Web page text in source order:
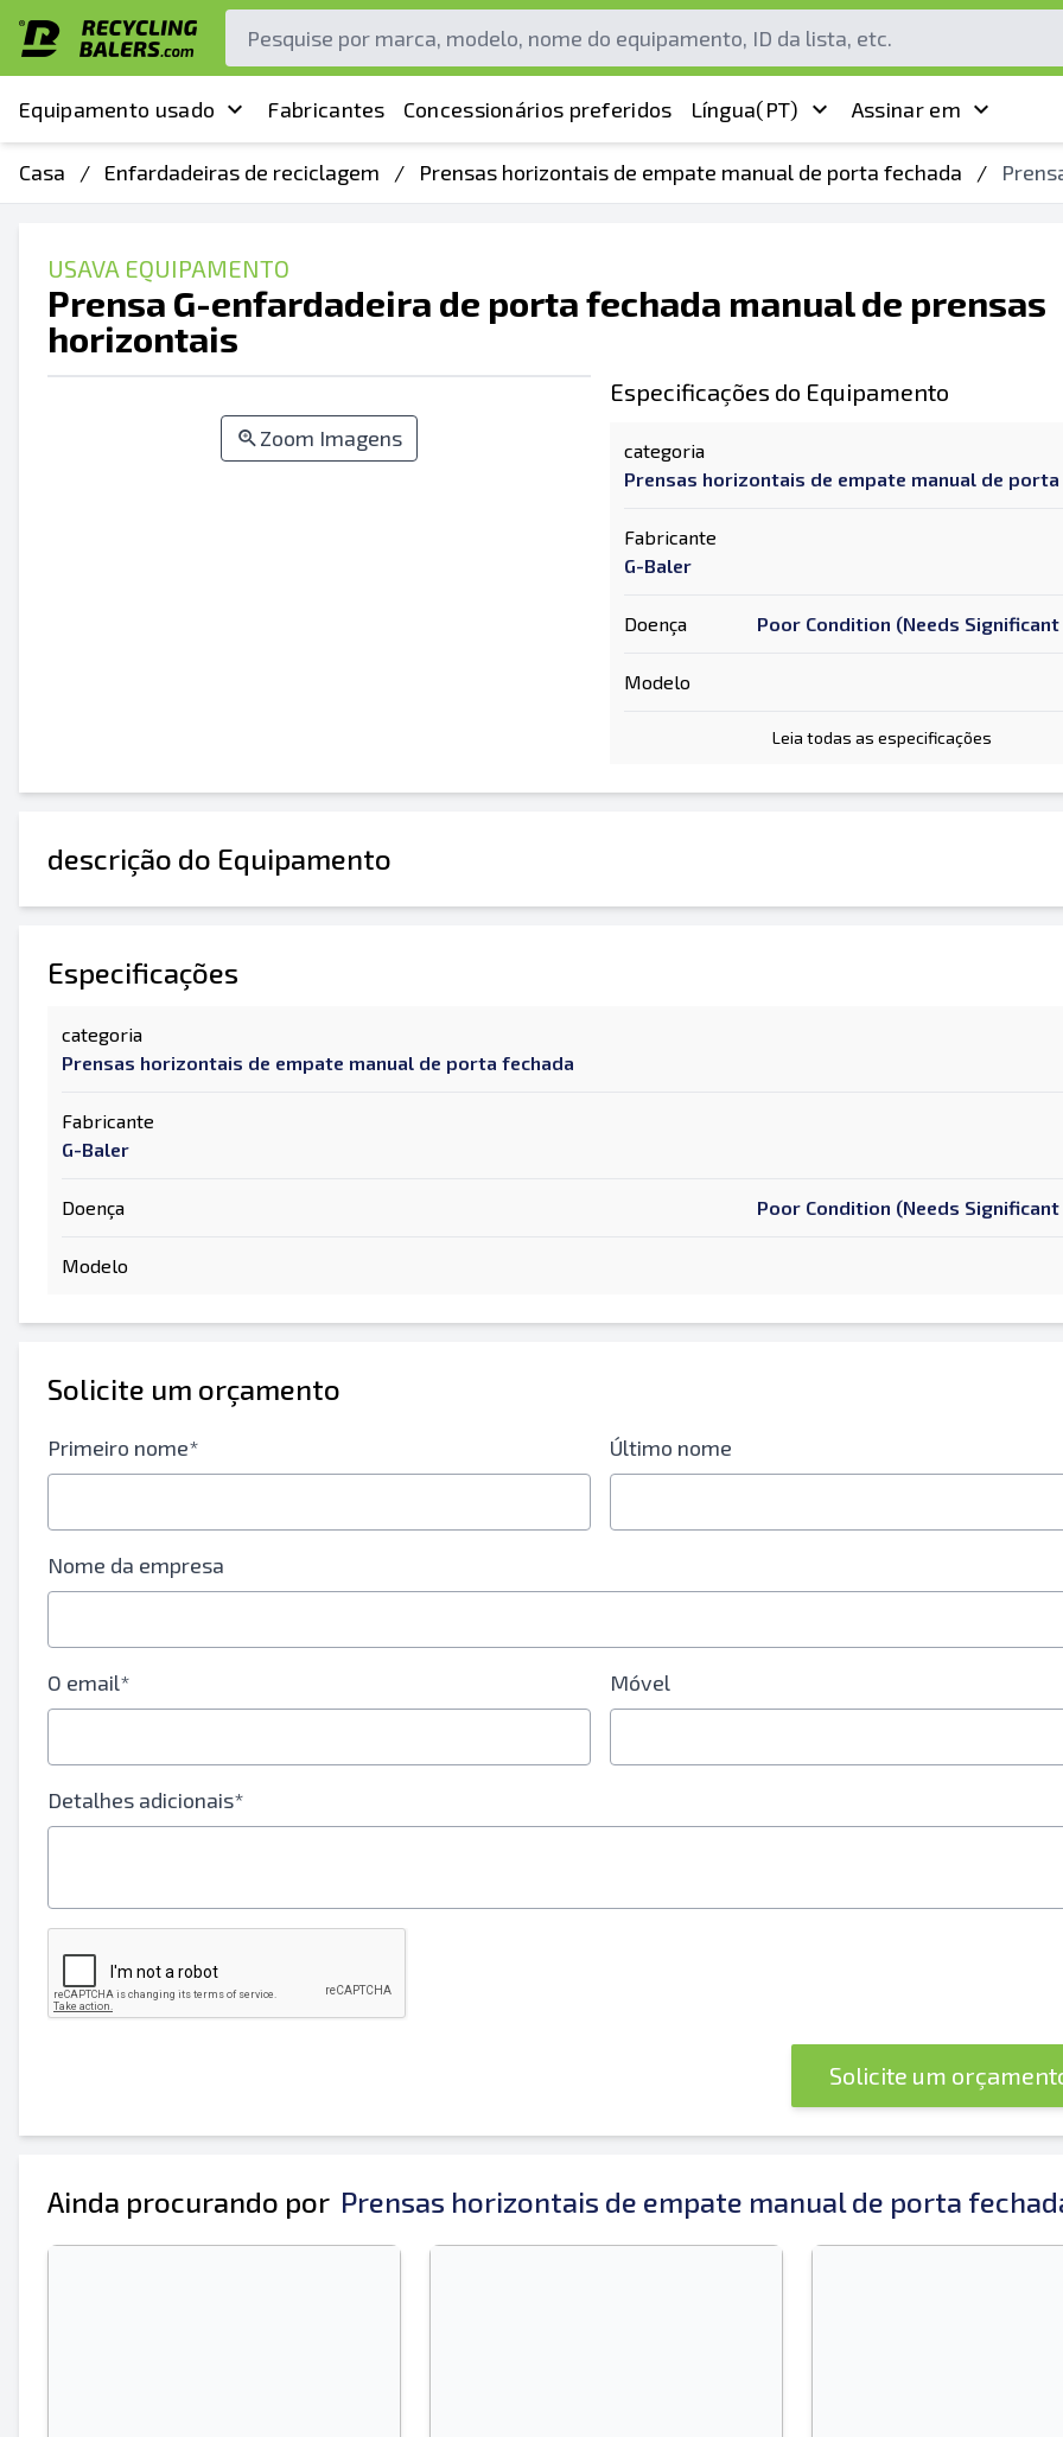
Equipamento usado Fabricantes Concessionários preferidos Língua(PT) Assinar em
Casa / Enfardadeiras de reciclagem / Prensas horizontais de empate manual de porta fechada /
USAVA EQUIPAMENTO
Prensa G-enfardadeira de porta fechada manual de prensas
horizontais
Zoom Imagens
Especificações do Equipamento
categoria
Prensas horizontais de empate manual de
Fabricante
G-Baler
Doença Poor Condition (Needs
Modelo
Leia todas as especificações
descrição do Equipamento
Especificações
categoria
Prensas horizontais de empate manual de porta fechada
Fabricante
G-Baler
Doença Poor Condition (Needs
Modelo
Solicite um orçamento
Primeiro nome* Último nome
Nome da empresa
O email* Móvel
Detalhes adicionais*
Solicite um
Ainda procurando por Prensas horizontais de empate manual de porta